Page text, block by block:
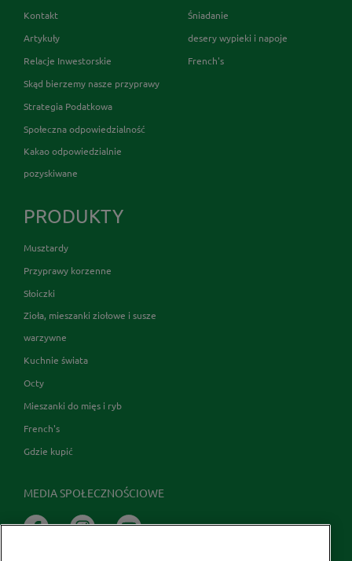
Kontakt
Artykuły
Relacje Inwestorskie
Skąd bierzemy nasze przyprawy
Strategia Podatkowa
Społeczna odpowiedzialność
Kakao odpowiedzialnie
pozyskiwane
Śniadanie
desery wypieki i napoje
French's
PRODUKTY
Musztardy
Przyprawy korzenne
Słoiczki
Zioła, mieszanki ziołowe i susze
warzywne
Kuchnie świata
Octy
Mieszanki do mięs i ryb
French's
Gdzie kupić
MEDIA SPOŁECZNOŚCIOWE